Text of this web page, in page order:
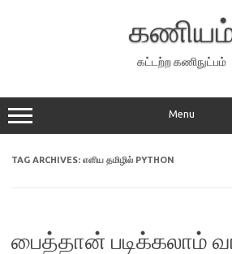
கட்டற்ற கணிநுட்பம்
Menu
TAG ARCHIVES: எளிய தமிழில் PYTHON
பைத்தான் படிக்கலாம்